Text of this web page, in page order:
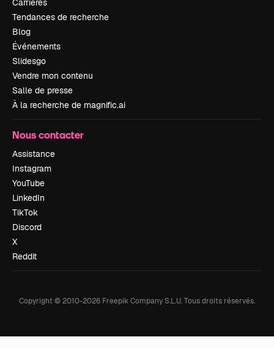
Carrières
Tendances de recherche
Blog
Événements
Slidesgo
Vendre mon contenu
Salle de presse
À la recherche de magnific.ai
Nous contacter
Assistance
Instagram
YouTube
LinkedIn
TikTok
Discord
X
Reddit
Copyright © 2010-2026 Freepik Company S.L.U.Tous droits réservés.